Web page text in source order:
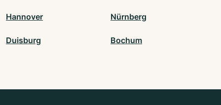
Hannover Nürnberg
Duisburg Bochum